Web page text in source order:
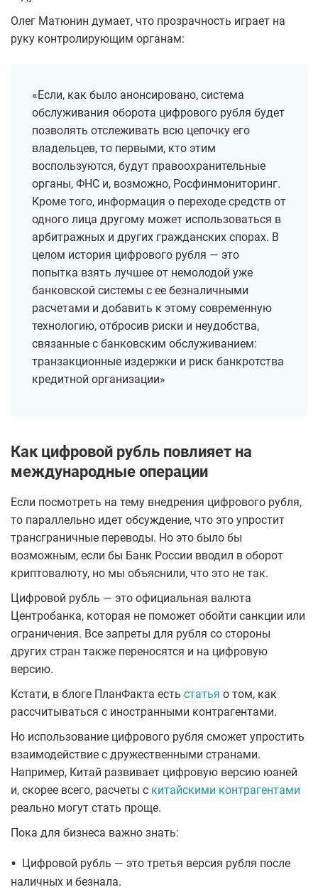
Олег Матюнин думает, что прозрачность играет на
руку контролирующим органам:
«Если, как было анонсировано, система
обслуживания оборота цифрового рубля будет
позволять отслеживать всю цепочку его
владельцев, то первыми, кто этим
воспользуются, будут правоохранительные
органы, ФНС и, возможно, Росфинмониторинг.
Кроме того, информация о переходе средств от
одного лица другому может использоваться в
арбитражных и других гражданских спорах. В
целом история цифрового рубля — это
попытка взять лучшее от немолодой уже
банковской системы с ее безналичными
расчетами и добавить к этому современную
технологию, отбросив риски и неудобства,
связанные с банковским обслуживанием:
транзакционные издержки и риск банкротства
кредитной организации»
Как цифровой рубль повлияет на
международные операции
Если посмотреть на тему внедрения цифрового рубля,
то параллельно идет обсуждение, что это упростит
трансграничные переводы. Но это было бы
возможным, если бы Банк России вводил в оборот
криптовалюту, но мы объяснили, что это не так.
Цифровой рубль — это официальная валюта
Центробанка, которая не поможет обойти санкции или
ограничения. Все запреты для рубля со стороны
других стран также переносятся и на цифровую
версию.
Кстати, в блоге ПланФакта есть статья о том, как
рассчитываться с иностранными контрагентами.
Но использование цифрового рубля сможет упростить
взаимодействие с дружественными странами.
Например, Китай развивает цифровую версию юаней
и, скорее всего, расчеты с китайскими контрагентами
реально могут стать проще.
Пока для бизнеса важно знать:
• Цифровой рубль — это третья версия рубля после
наличных и безнала.